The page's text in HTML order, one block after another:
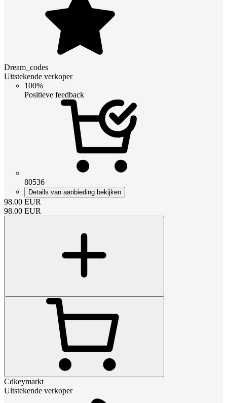
Dream_codes
Uitstekende verkoper
100%
Positieve feedback
80536
Details van aanbieding bekijken
98.00 EUR
98.00 EUR
Cdkeymarkt
Uitstekende verkoper